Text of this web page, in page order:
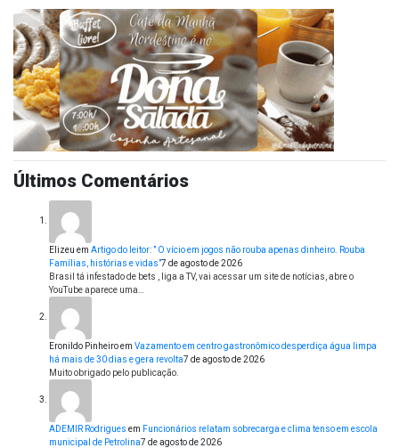
Últimos Comentários
Elizeu em Artigo do leitor: ” O vício em jogos não rouba apenas dinheiro. Rouba
Famílias, histórias e vidas”7 de agosto de 2026
Brasil tá infestado de bets , liga a TV, vai acessar um site de notícias, abre o
YouTube aparece uma…
Eronildo Pinheiroem Vazamento em centro gastronômico desperdiça água limpa
há mais de 30 dias e gera revolta7 de agosto de 2026
Muito obrigado pelo publicação.
ADEMIR Rodrigues em Funcionários relatam sobrecarga e clima tenso em escola
municipal de Petrolina7 de agosto de 2026